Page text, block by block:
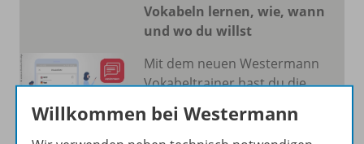
Vokabeln lernen, wie, wann
und wo du willst
Mit dem neuen Westermann
Vokabeltrainer hast du die
Vokabeln zu deinem
Westermann Schulbuch
Willkommen bei Westermann